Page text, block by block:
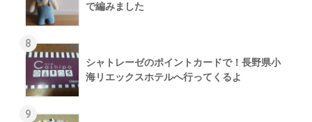
で編みました
8
シャトレーゼのポイントカードで！長野県小
海リエックスホテルへ行ってくるよ
9